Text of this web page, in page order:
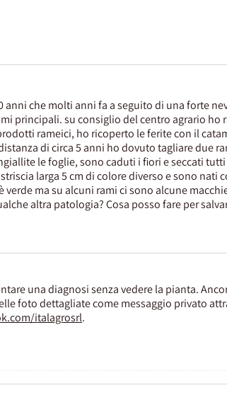
che molti anni fa a seguito di una forte
principali. su consiglio del centro agrario
rameici, ho ricoperto le ferite con il
di circa 5 anni ho dovuto tagliare due
le foglie, sono caduti i fiori e seccati
larga 5 cm di colore diverso e sono nati
ma su alcuni rami ci sono alcune
altra patologia? Cosa posso fare per
una diagnosi senza vedere la pianta.
foto dettagliate come messaggio privato
italagrosrl.